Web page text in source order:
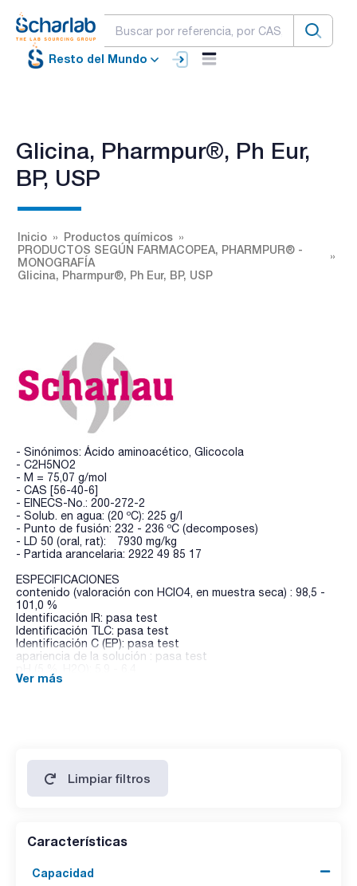
Resto del Mundo
Glicina, Pharmpur®, Ph Eur,
BP, USP
Inicio
Productos químicos
PRODUCTOS SEGÚN FARMACOPEA, PHARMPUR® -
MONOGRAFÍA
Glicina, Pharmpur®, Ph Eur, BP, USP
- Sinónimos: Ácido aminoacético, Glicocola
- C2H5NO2
- M = 75,07 g/mol
- CAS [56-40-6]
- EINECS-No.: 200-272-2
- Solub. en agua: (20 ºC): 225 g/l
- Punto de fusión: 232 - 236 ºC (decomposes)
- LD 50 (oral, rat): 7930 mg/kg
- Partida arancelaria: 2922 49 85 17
ESPECIFICACIONES
contenido (valoración con HClO4, en muestra seca) : 98,5 -
101,0 %
Identificación IR: pasa test
Identificación TLC: pasa test
Identificación C (EP): pasa test
apariencia de la solución : pasa test
sustancias hidrolizables : pasa test
total: max. 0,10 %
glicina anhidrido: max. 0,10 %
diglicina: max. 0,10 %
total: max. 0,2 %
reporting threshold: max. 0,05 %
glicina anhidrido: max. 0,1 %
Ver más
Limpiar filtros
Características
Capacidad